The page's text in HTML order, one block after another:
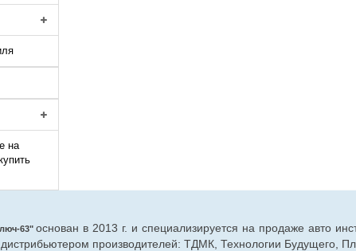
на
63"основан в 2013 г. и специализируется на продаже авто
производителей: ТДМК, Технологии Будущего,